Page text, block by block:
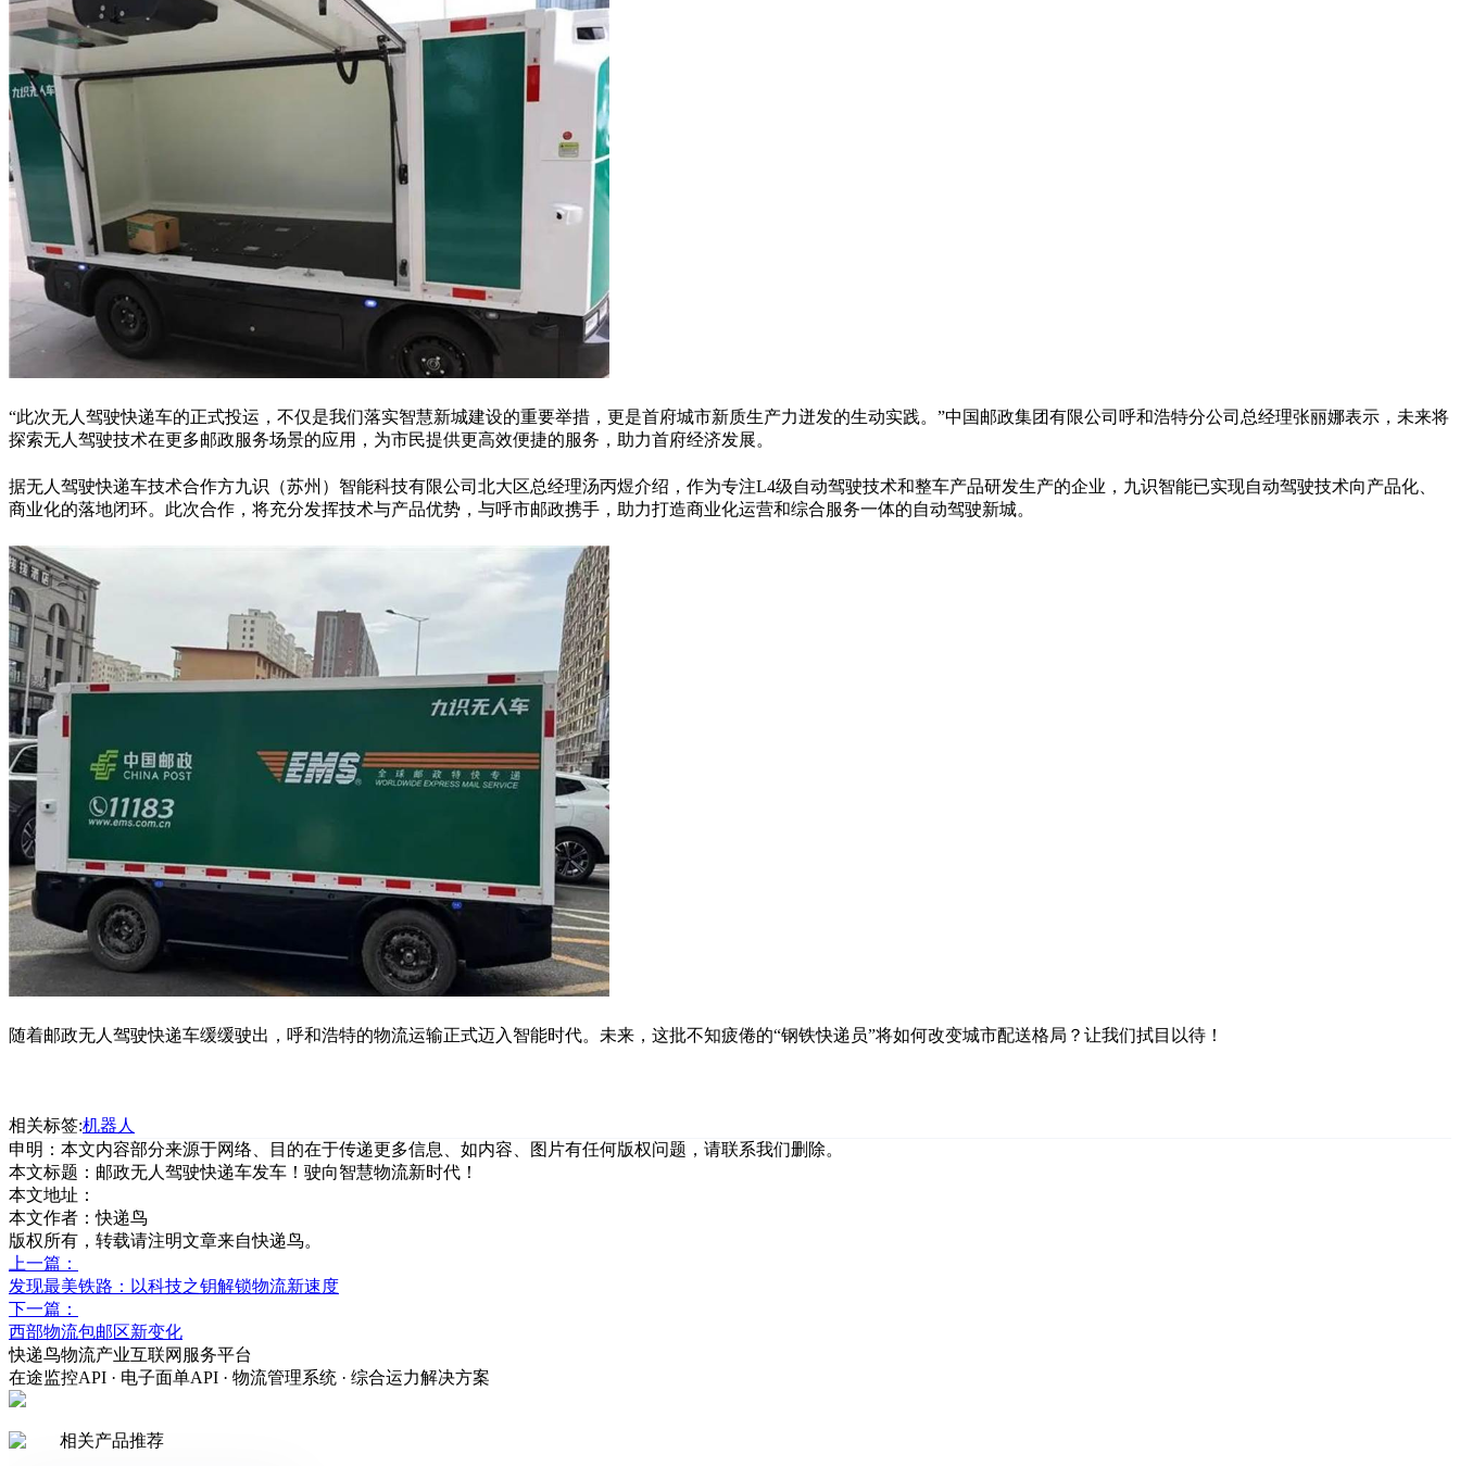
“此次无人驾驶快递车的正式投运，不仅是我们落实智慧新城建设的重要举措，更是首府城市新质生产力迸发的生动实践。”中国邮政集团有限公司呼和浩特分公司总经理张丽娜表示，未来将
探索无人驾驶技术在更多邮政服务场景的应用，为市民提供更高效便捷的服务，助力首府经济发展。
据无人驾驶快递车技术合作方九识（苏州）智能科技有限公司北大区总经理汤丙煜介绍，作为专注L4级自动驾驶技术和整车产品研发生产的企业，九识智能已实现自动驾驶技术向产品化、
商业化的落地闭环。此次合作，将充分发挥技术与产品优势，与呼市邮政携手，助力打造商业化运营和综合服务一体的自动驾驶新城。
随着邮政无人驾驶快递车缓缓驶出，呼和浩特的物流运输正式迈入智能时代。未来，这批不知疲倦的“钢铁快递员”将如何改变城市配送格局？让我们拭目以待！
相关标签:机器人
申明：本文内容部分来源于网络、目的在于传递更多信息、如内容、图片有任何版权问题，请联系我们删除。
本文标题： 邮政无人驾驶快递车发车！驶向智慧物流新时代！
本文地址：
本文作者：快递鸟
版权所有，转载请注明文章来自快递鸟。
上一篇：
发现最美铁路：以科技之钥解锁物流新速度
下一篇：
西部物流包邮区新变化
快递鸟物流产业互联网服务平台
在途监控API · 电子面单API · 物流管理系统 · 综合运力解决方案
相关产品推荐